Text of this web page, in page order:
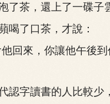
茶，還上了一碟子雲
了口茶，才說：
來，你讓他午後到
字讀書的人比較少，